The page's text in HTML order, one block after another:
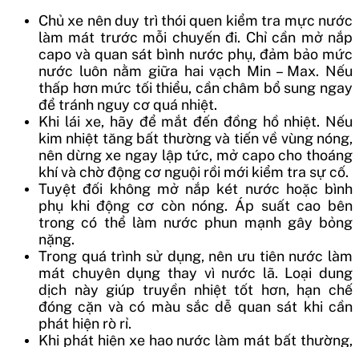
Chủ xe nên duy trì thói quen kiểm tra mực nước
làm mát trước mỗi chuyến đi. Chỉ cần mở nắp
capo và quan sát bình nước phụ, đảm bảo mức
nước luôn nằm giữa hai vạch Min – Max. Nếu
thấp hơn mức tối thiểu, cần châm bổ sung ngay
để tránh nguy cơ quá nhiệt.
Khi lái xe, hãy để mắt đến đồng hồ nhiệt. Nếu
kim nhiệt tăng bất thường và tiến về vùng nóng,
nên dừng xe ngay lập tức, mở capo cho thoáng
khí và chờ động cơ nguội rồi mới kiểm tra sự cố.
Tuyệt đối không mở nắp két nước hoặc bình
phụ khi động cơ còn nóng. Áp suất cao bên
trong có thể làm nước phun mạnh gây bỏng
nặng.
Trong quá trình sử dụng, nên ưu tiên nước làm
mát chuyên dụng thay vì nước lã. Loại dung
dịch này giúp truyền nhiệt tốt hơn, hạn chế
đóng cặn và có màu sắc dễ quan sát khi cần
phát hiện rò rỉ.
Khi phát hiện xe hao nước làm mát bất thường,